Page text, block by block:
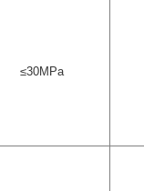
≤30MPa